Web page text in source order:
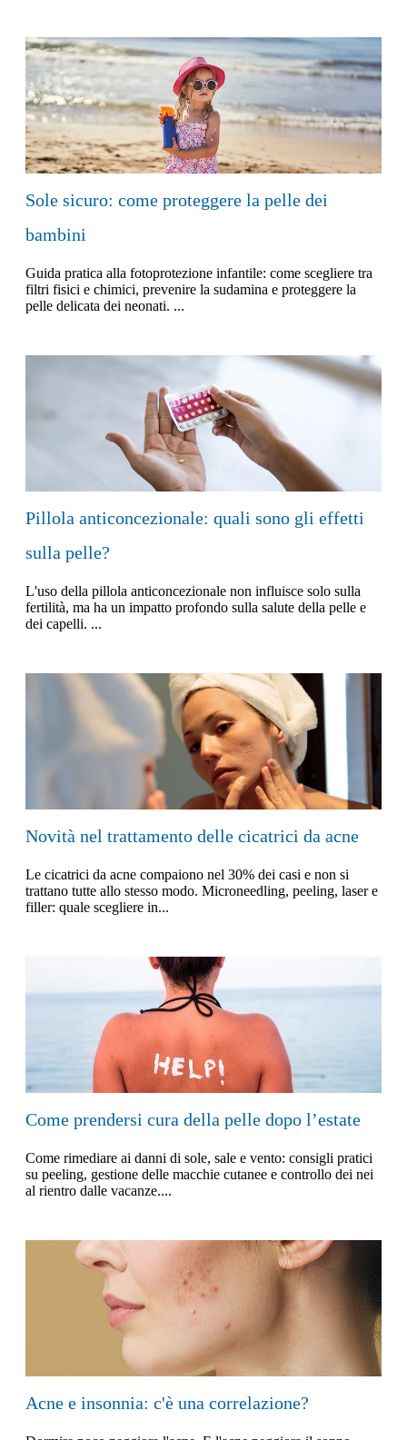
Sole sicuro: come proteggere la pelle dei
bambini
Guida pratica alla fotoprotezione infantile: come scegliere tra
filtri fisici e chimici, prevenire la sudamina e proteggere la
pelle delicata dei neonati. ...
Pillola anticoncezionale: quali sono gli effetti
sulla pelle?
L'uso della pillola anticoncezionale non influisce solo sulla
fertilità, ma ha un impatto profondo sulla salute della pelle e
dei capelli. ...
Novità nel trattamento delle cicatrici da acne
Le cicatrici da acne compaiono nel 30% dei casi e non si
trattano tutte allo stesso modo. Microneedling, peeling, laser e
filler: quale scegliere in...
Come prendersi cura della pelle dopo l’estate
Come rimediare ai danni di sole, sale e vento: consigli pratici
su peeling, gestione delle macchie cutanee e controllo dei nei
al rientro dalle vacanze....
Acne e insonnia: c'è una correlazione?